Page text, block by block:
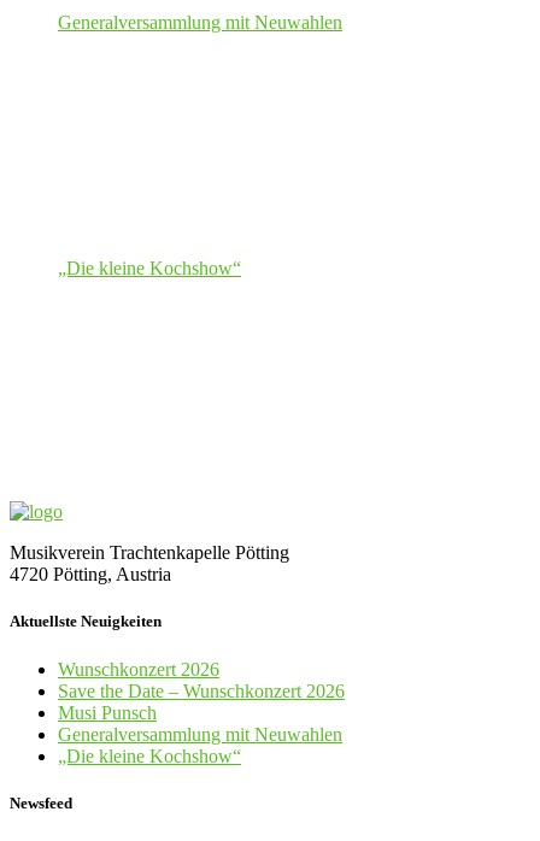
Generalversammlung mit Neuwahlen
„Die kleine Kochshow“
Musikverein Trachtenkapelle Pötting
4720 Pötting, Austria
Aktuellste Neuigkeiten
Wunschkonzert 2026
Save the Date – Wunschkonzert 2026
Musi Punsch
Generalversammlung mit Neuwahlen
„Die kleine Kochshow“
Newsfeed